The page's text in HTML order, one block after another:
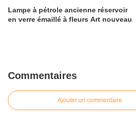
Lampe à pétrole ancienne réservoir
en verre émaillé à fleurs Art nouveau
Commentaires
Ajouter un commentaire